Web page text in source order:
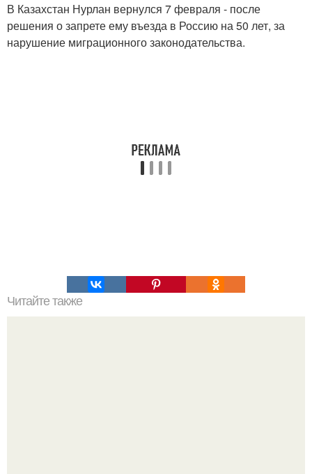
В Казахстан Нурлан вернулся 7 февраля - после
решения о запрете ему въезда в Россию на 50 лет, за
нарушение миграционного законодательства.
Читайте также